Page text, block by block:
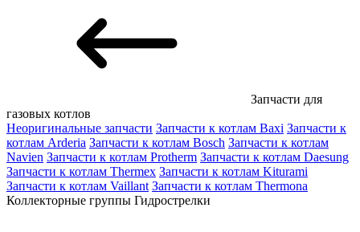
Запчасти для
газовых котлов
Неоригинальные запчасти Запчасти к котлам Baxi Запчасти к
котлам Arderia Запчасти к котлам Bosch Запчасти к котлам
Navien Запчасти к котлам Protherm Запчасти к котлам Daesung
Запчасти к котлам Thermex Запчасти к котлам Kiturami
Запчасти к котлам Vaillant Запчасти к котлам Thermona
Коллекторные группы Гидрострелки